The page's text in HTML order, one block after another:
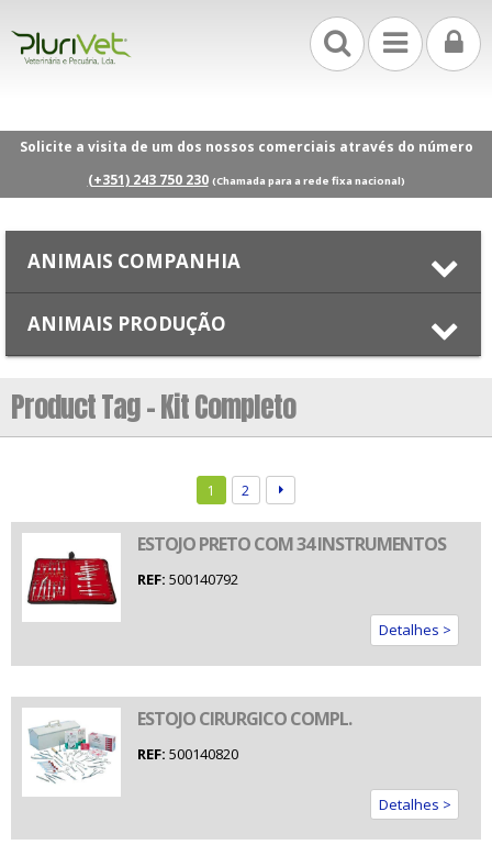
Solicite a visita de um dos nossos comerciais através do número
(+351) 243 750 230 (Chamada para a rede fixa nacional)
ANIMAIS COMPANHIA
ANIMAIS PRODUÇÃO
Product Tag - Kit Completo
1 2
ESTOJO PRETO COM 34 INSTRUMENTOS
REF: 500140792
Detalhes >
ESTOJO CIRURGICO COMPL.
REF: 500140820
Detalhes >